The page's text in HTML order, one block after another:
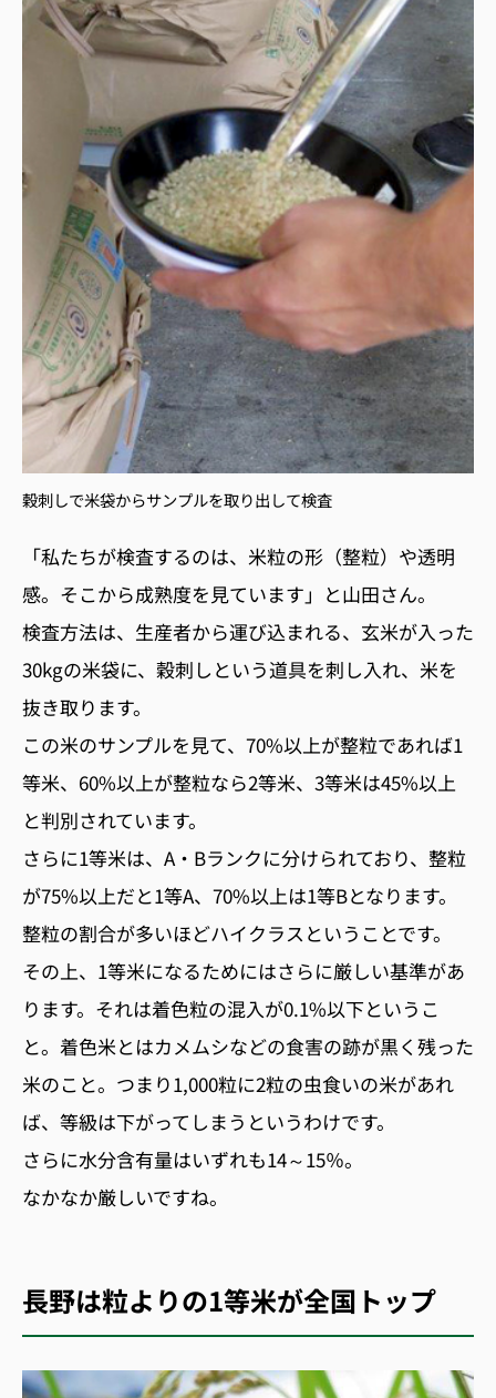
穀刺しで米袋からサンプルを取り出して検査
「私たちが検査するのは、米粒の形（整粒）や透明
感。そこから成熟度を見ています」と山田さん。
検査方法は、生産者から運び込まれる、玄米が入った
30kgの米袋に、穀刺しという道具を刺し入れ、米を
抜き取ります。
この米のサンプルを見て、70%以上が整粒であれば1
等米、60%以上が整粒なら2等米、3等米は45%以上
と判別されています。
さらに1等米は、A・Bランクに分けられており、整粒
が75%以上だと1等A、70%以上は1等Bとなります。
整粒の割合が多いほどハイクラスということです。
その上、1等米になるためにはさらに厳しい基準があ
ります。それは着色粒の混入が0.1%以下というこ
と。着色米とはカメムシなどの食害の跡が黒く残った
米のこと。つまり1,000粒に2粒の虫食いの米があれ
ば、等級は下がってしまうというわけです。
さらに水分含有量はいずれも14～15％。
なかなか厳しいですね。
長野は粒よりの1等米が全国トップ